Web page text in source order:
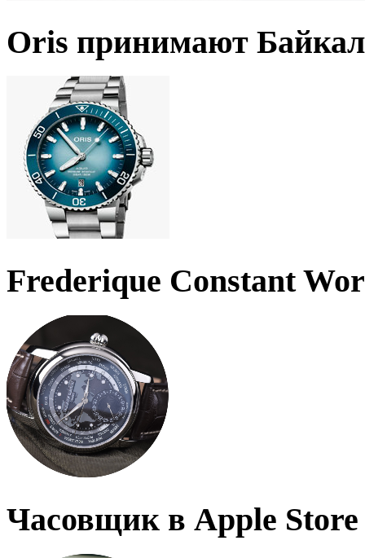
Oris принимают
Frederique Constant
Часовщик в Apple Store